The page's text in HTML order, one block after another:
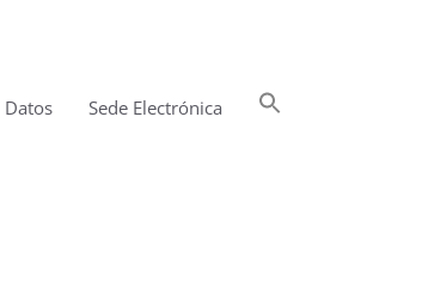
Datos Sede Electrónica